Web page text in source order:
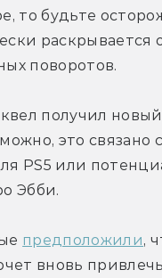
то будьте
раскрывается
поворотов.
получил
это связано с
PS5 или
Эбби.
предположили,
вновь